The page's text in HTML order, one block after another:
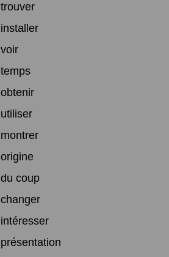
trouver
installer
voir
temps
obtenir
utiliser
montrer
origine
du coup
changer
intéresser
présentation